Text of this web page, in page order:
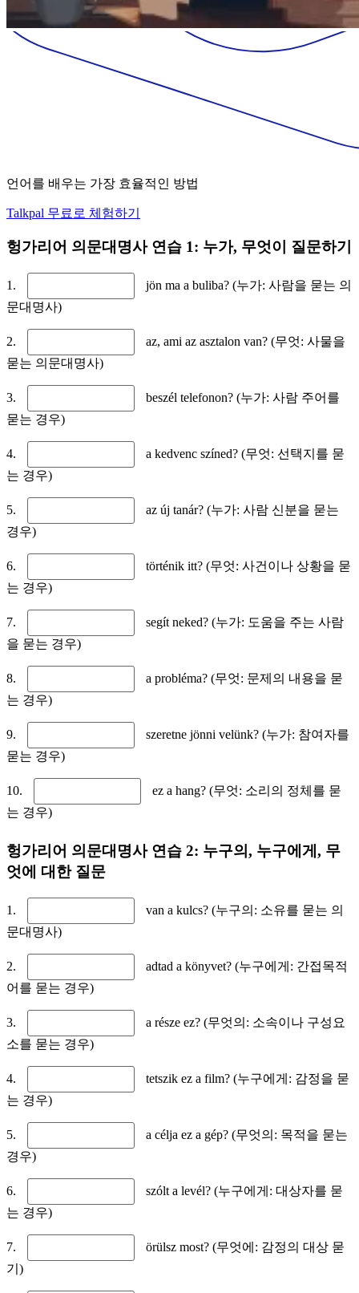
언어를 배우는 가장 효율적인 방법
Talkpal 무료로 체험하기
헝가리어 의문대명사 연습 1: 누가, 무엇이 질문하기
1.
jön ma a buliba? (누가: 사람을 묻는 의
문대명사)
2.
az, ami az asztalon van? (무엇: 사물을
묻는 의문대명사)
3.
beszél telefonon? (누가: 사람 주어를
묻는 경우)
4.
a kedvenc színed? (무엇: 선택지를 묻
는 경우)
5.
az új tanár? (누가: 사람 신분을 묻는
경우)
6.
történik itt? (무엇: 사건이나 상황을 묻
는 경우)
7.
segít neked? (누가: 도움을 주는 사람
을 묻는 경우)
8.
a probléma? (무엇: 문제의 내용을 묻
는 경우)
9.
szeretne jönni velünk? (누가: 참여자를
묻는 경우)
10.
ez a hang? (무엇: 소리의 정체를 묻
는 경우)
헝가리어 의문대명사 연습 2: 누구의, 누구에게, 무
엇에 대한 질문
1.
van a kulcs? (누구의: 소유를 묻는 의
문대명사)
2.
adtad a könyvet? (누구에게: 간접목적
어를 묻는 경우)
3.
a része ez? (무엇의: 소속이나 구성요
소를 묻는 경우)
4.
tetszik ez a film? (누구에게: 감정을 묻
는 경우)
5.
a célja ez a gép? (무엇의: 목적을 묻는
경우)
6.
szólt a levél? (누구에게: 대상자를 묻
는 경우)
7.
örülsz most? (무엇에: 감정의 대상 묻
기)